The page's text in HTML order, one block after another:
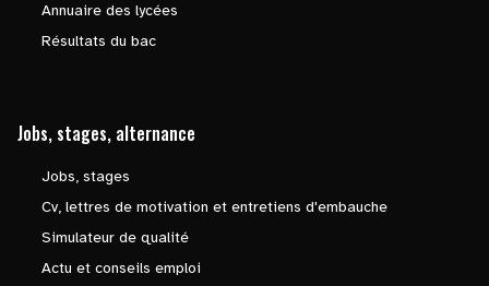
Annuaire des lycées
Résultats du bac
Jobs, stages, alternance
Jobs, stages
Cv, lettres de motivation et entretiens d'embauche
Simulateur de qualité
Actu et conseils emploi